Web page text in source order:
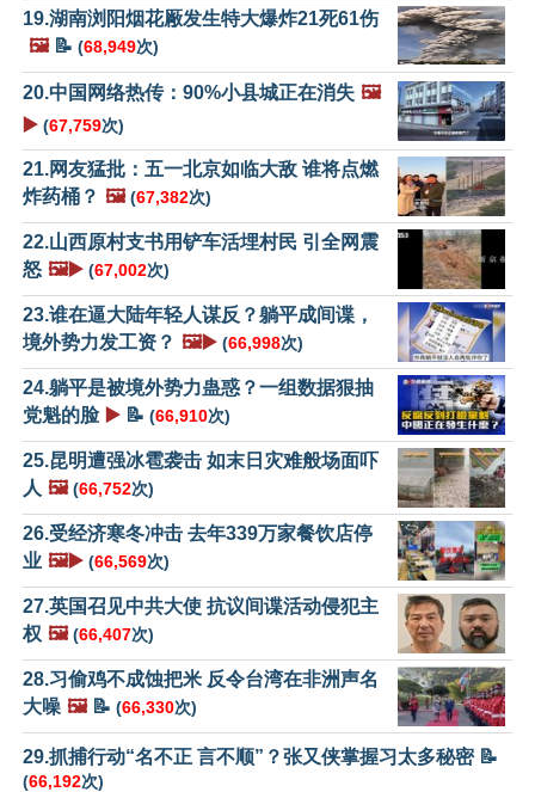
19.湖南浏阳烟花厰发生特大爆炸21死61伤
🖼️📝 (68,949次)
20.中国网络热传：90%小县城正在消失 🖼️
▶️ (67,759次)
21.网友猛批：五一北京如临大敌 谁将点燃
炸药桶？ 🖼️ (67,382次)
22.山西原村支书用铲车活埋村民 引全网震
怒 🖼️▶️ (67,002次)
23.谁在逼大陆年轻人谋反？躺平成间谍，
境外势力发工资？ 🖼️▶️ (66,998次)
24.躺平是被境外势力蛊惑？一组数据狠抽
党魁的脸 ▶️ 📝 (66,910次)
25.昆明遭强冰雹袭击 如末日灾难般场面吓
人 🖼️ (66,752次)
26.受经济寒冬冲击 去年339万家餐饮店停
业 🖼️▶️ (66,569次)
27.英国召见中共大使 抗议间谍活动侵犯主
权 🖼️ (66,407次)
28.习偷鸡不成蚀把米 反令台湾在非洲声名
大噪 🖼️📝 (66,330次)
29.抓捕行动“名不正 言不顺”？张又侠掌握习太多秘密 📝
(66,192次)